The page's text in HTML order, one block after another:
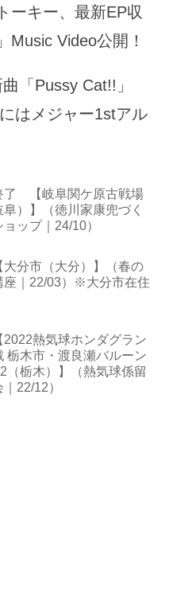
ーキー、最新EP収
Music Video公開！
「Pussy Cat!!」
はメジャー1stアル
了 【岐阜関ケ原古戦場
）】（徳川家康兜づく
ップ｜24/10）
分市（大分）】（春の
座｜22/03）※大分市在住
熱気球ホンダグラン
栃木市・渡良瀬バルーン
（栃木）】（熱気球係留
22/12）